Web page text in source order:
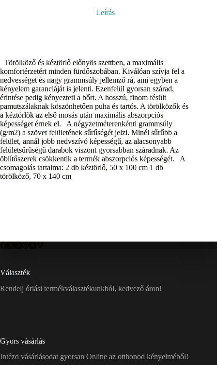
Leírás
Törölköző és kéztörlő előnyös szettben, a maximális
komfortérzetért minden fürdőszobában. Kiválóan szívja fel a
nedvességet és nagy grammsúly jellemző rá, ami egyben a
kényelem garanciáját is jelenti. Ezenfelül gyorsan szárad,
érintése pedig kényezteti a bőrt. A hosszú, finom fésült
pamutszálaknak köszönhetően puha és tartós. A törölközők és
a kéztörlők az első mosás után maximális abszorpciós
képességet érnek el. A négyzetméterenkénti grammsúly
(g/m2) a szövet felületének sűrűségét jelzi. Minél sűrűbb a
felület, annál jobb nedvszívó képességű, az alacsonyabb
felületsűrűségű darabok viszont gyorsabban száradnak. Az
öblítőszerek csökkentik a termék abszorpciós képességét. A
csomagolás tartalma: 2 db kéztörlő, 50 x 100 cm 1 db
törölköző, 70 x 140 cm
Választék
Rendelj óriási termékválasztékunkból, kedvező áron!
Gyors vásárlás
Intézd vásárlásodat gyorsan Online az otthonod kényelméből!